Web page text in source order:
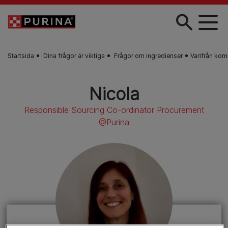
Skip to main content
Startsida Dina frågor är viktiga Frågor om ingredienser Varifrån
Nicola
Responsible Sourcing Co-ordinator Procurement
@Purina